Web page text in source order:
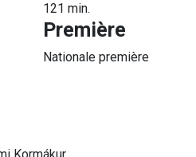
121 min.
Première
Nationale première